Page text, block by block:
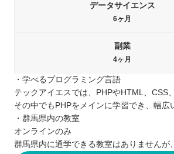
データサイエンス
6ヶ月
副業
4ヶ月
・学べるプログラミング言語
テックアイエスでは、PHPやHTML、CSS
その中でもPHPをメインに学習でき、幅広
・群馬県内の教室
オンラインのみ
群馬県内に通学できる教室はありませんが